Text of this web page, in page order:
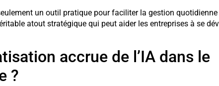
un outil pratique pour faciliter la gestion quotidienne
atout stratégique qui peut aider les entreprises à se
accrue de l’IA dans le
?